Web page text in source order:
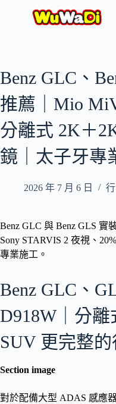
Benz GLC、
推薦｜Mio
分離式 2K＋
鏡｜太子牙專
2026 年 7 月 6 日 行
Benz GLC 與 Benz GLS 實
Sony STARVIS 2 夜視、
專業施工。
Benz GLC、
D918W｜分
SUV 更完整
Section image
對於配備大型 ADAS 感應